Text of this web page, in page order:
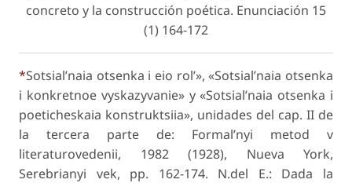
concreto y la construcción poética. Enunciación 15
(1) 164-172
*Sotsial’naia otsenka i eio rol’», «Sotsial’naia otsenka
i konkretnoe vyskazyvanie» y «Sotsial’naia otsenka i
poeticheskaia konstruktsiia», unidades del cap. II de
la tercera parte de: Formal’nyi metod v
literaturovedenii, 1982 (1928), Nueva York,
Serebrianyi vek, pp. 162-174. N.del E.: Dada la